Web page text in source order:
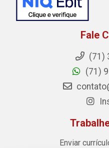
Fale
(71)
(71)
Enviar